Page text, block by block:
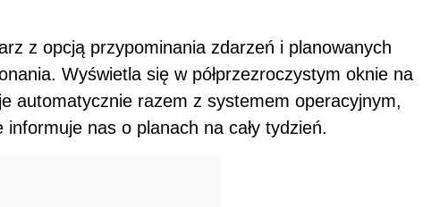
z opcją przypominania zdarzeń i planowanych
Wyświetla się w półprzezroczystym oknie na
automatycznie razem z systemem operacyjnym,
nas o planach na cały tydzień.